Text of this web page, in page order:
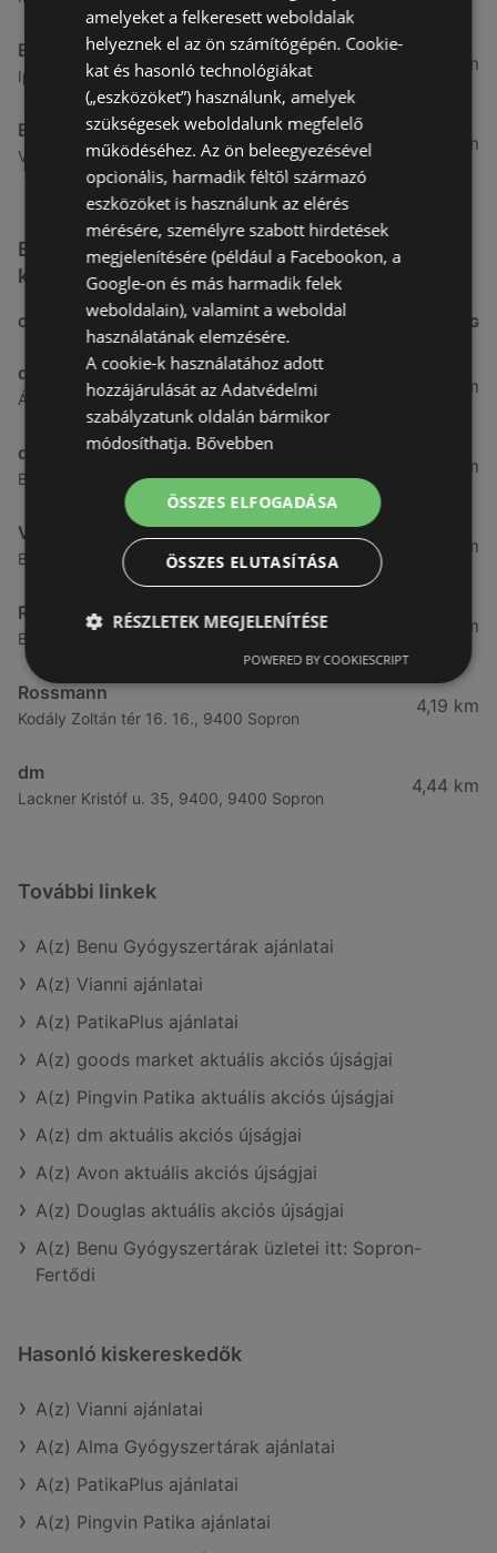
Benu Gyógyszertárak
Ipar Körút 30, 9400 Sopron
7,03 km
Benu Gyógyszertárak
Vasút Sor 1, 9432 Fertőd
26,99 km
Egyéb Kozmetikumok és Drogéria üzletek a
közelben
CÍM TÁVOLSÁG
dm
Ágfalvi út 4, 9400, 9400 Sopron
3,26 km
dm
Besenyő u. 23, 9400 Sopron
3,28 km
Vianni
Bánfalvi út 14., 9400 Sopron
3,57 km
Rossmann
Bánfalvi út 6-8., 9400 Sopron
3,83 km
Rossmann
Kodály Zoltán tér 16. 16., 9400 Sopron
4,19 km
dm
Lackner Kristóf u. 35, 9400, 9400 Sopron
4,44 km
További linkek
A(z) Benu Gyógyszertárak ajánlatai
A(z) Vianni ajánlatai
A(z) PatikaPlus ajánlatai
A(z) goods market aktuális akciós újságjai
A(z) Pingvin Patika aktuális akciós újságjai
A(z) dm aktuális akciós újságjai
A(z) Avon aktuális akciós újságjai
A(z) Douglas aktuális akciós újságjai
A(z) Benu Gyógyszertárak üzletei itt: Sopron-
Fertődi
Hasonló kiskereskedők
A(z) Vianni ajánlatai
A(z) Alma Gyógyszertárak ajánlatai
A(z) PatikaPlus ajánlatai
A(z) Pingvin Patika ajánlatai
amelyeket a felkeresett weboldalak
helyeznek el az ön számítógépén. Cookie-
kat és hasonló technológiákat
(„eszközöket”) használunk, amelyek
szükségesek weboldalunk megfelelő
működéséhez. Az ön beleegyezésével
opcionális, harmadik féltől származó
eszközöket is használunk az elérés
mérésére, személyre szabott hirdetések
megjelenítésére (például a Facebookon, a
Google-on és más harmadik felek
weboldalain), valamint a weboldal
használatának elemzésére.
A cookie-k használatához adott
hozzájárulását az Adatvédelmi
szabályzatunk oldalán bármikor
módosíthatja. Bővebben
ÖSSZES ELFOGADÁSA
ÖSSZES ELUTASÍTÁSA
RÉSZLETEK MEGJELENÍTÉSE
POWERED BY COOKIESCRIPT